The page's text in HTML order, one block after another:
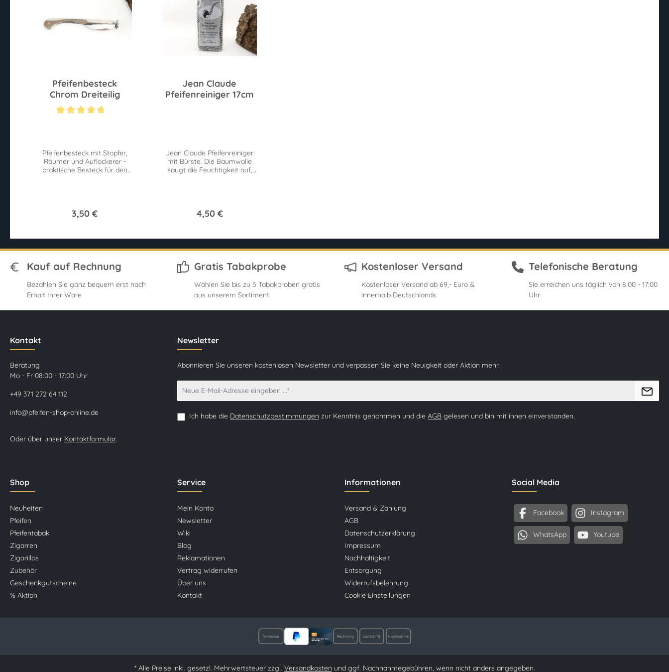
Pfeifenbesteck
Chrom Dreiteilig
Pfeifenbesteck mit Stopfer,
Räumer und Auflockerer -
praktische Besteck für den
3,50 €
Jean Claude
Pfeifenreiniger 17cm
Jean Claude Pfeifenreiniger
mit Bürste. Die Baumwolle
saugt die Feuchtigkeit auf,
4,50 €
Kauf auf Rechnung
Bezahlen Sie ganz bequem erst nach
Erhalt Ihrer Ware
Gratis Tabakprobe
Wählen Sie bis zu 5 Tabakproben gratis
aus unserem Sortiment.
Kostenloser Versand
Kostenloser Versand ab 69,- Euro &
innerhalb Deutschlands
Telefonische Beratung
Sie erreichen uns täglich von 8:00 - 17:00
Uhr
Kontakt
Beratung
Mo - Fr 08:00 - 17:00 Uhr
+49 371 272 64 112
info@pfeifen-shop-online.de
Oder über unser Kontaktformular.
Newsletter
Abonnieren Sie unseren kostenlosen Newsletter und verpassen Sie keine Neuigkeit oder Aktion mehr.
Ich habe die Datenschutzbestimmungen zur Kenntnis genommen und die AGB gelesen und bin mit ihnen einverstanden.
Social Media
Facebook Instagram
WhatsApp Youtube
Shop
Neuheiten
Pfeifen
Pfeifentabak
Zigarren
Zigarillos
Zubehör
Geschenkgutscheine
% Aktion
Service
Mein Konto
Newsletter
Wiki
Blog
Reklamationen
Vertrag widerrufen
Über uns
Kontakt
Informationen
Versand & Zahlung
AGB
Datenschutzerklärung
Impressum
Nachhaltigkeit
Entsorgung
Widerrufsbelehrung
Cookie Einstellungen
* Alle Preise inkl. gesetzl. Mehrwertsteuer zzgl. Versandkosten und ggf. Nachnahmegebühren, wenn nicht anders angegeben.